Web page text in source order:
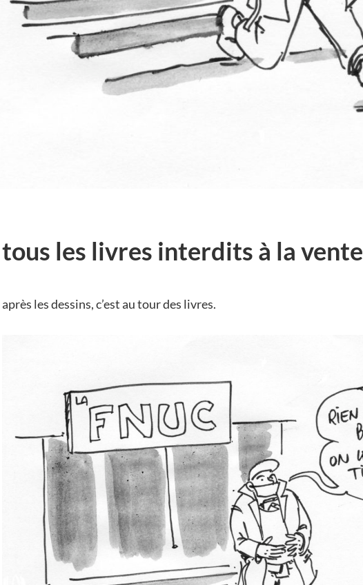
tous les livres interdits à la vente
après les dessins, c’est au tour des livres.